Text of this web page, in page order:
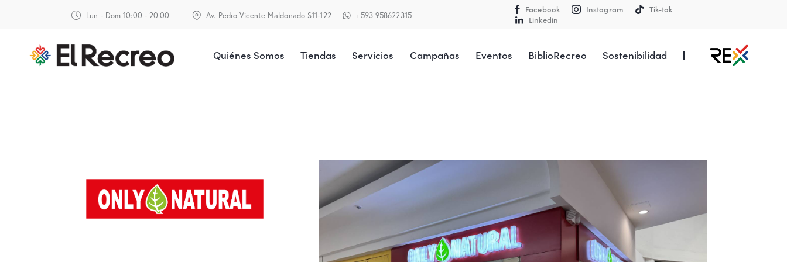
Lun - Dom 10:00 - 20:00 Av. Pedro Vicente Maldonado S11-122 +593 958622315
Facebook Instagram
Tik-tok
Linkedin
Quiénes Somos Tiendas Servicios Campañas Eventos BiblioRecreo Sostenibilidad